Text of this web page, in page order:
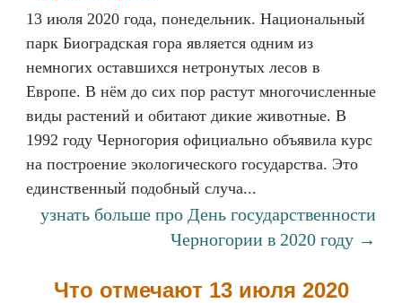
13 июля 2020 года, понедельник. Национальный
парк Биоградская гора является одним из
немногих оставшихся нетронутых лесов в
Европе. В нём до сих пор растут многочисленные
виды растений и обитают дикие животные. В
1992 году Черногория официально объявила курс
на построение экологического государства. Это
единственный подобный случа...
узнать больше про День государственности
Черногории в 2020 году →
Что отмечают 13 июля 2020